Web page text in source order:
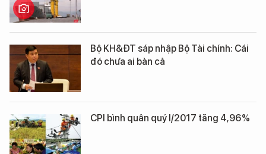
Bộ KH&ĐT sáp nhập Bộ Tài chính: Cái
đó chưa ai bàn cả
CPI bình quân quý I/2017 tăng 4,96%